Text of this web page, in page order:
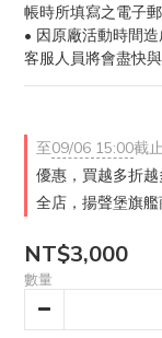
帳時所填寫之電子郵
• 因原廠活動時間
客服人員將會盡快與
至09/06 15:00截止
優惠，買越多折越
全店，揚聲堡旗
NT$3,000
數量